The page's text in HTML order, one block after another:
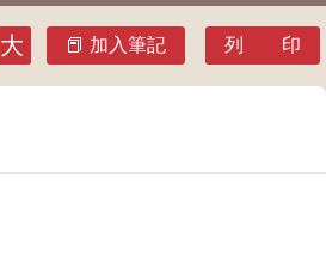
大 加入筆記 列 印